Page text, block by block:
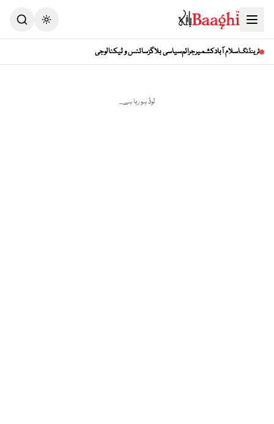
Toggle theme
ٹرینڈنگاسلام آبادکشمیرجرائمسیاسی بلاگزسائنس و ٹیکنالوجی
لوڈ ہو رہا ہے...